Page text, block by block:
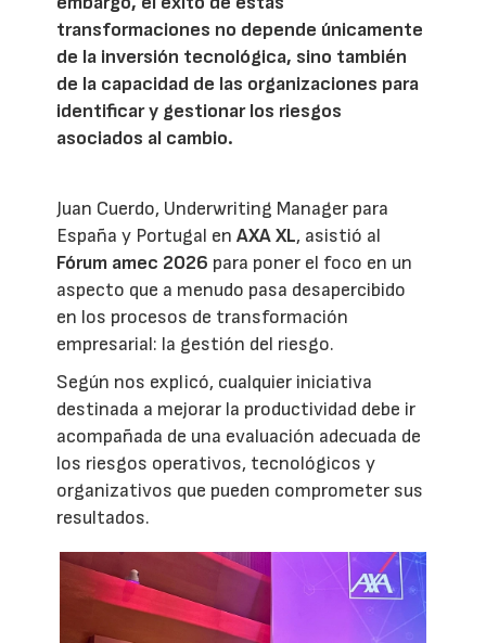
transformaciones no depende únicamente
de la inversión tecnológica, sino también
de la capacidad de las organizaciones para
identificar y gestionar los riesgos
asociados al cambio.
Juan Cuerdo, Underwriting Manager para
España y Portugal enAXA XL, asistió al
Fórum amec 2026 para poner el foco en un
aspecto que a menudo pasa desapercibido
en los procesos de transformación
empresarial: la gestión del riesgo.
Según nos explicó, cualquier iniciativa
destinada a mejorar la productividad debe ir
acompañada de una evaluación adecuada de
los riesgos operativos, tecnológicos y
organizativos que pueden comprometer sus
resultados.